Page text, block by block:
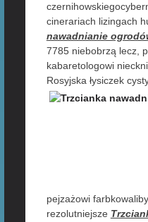
cinerariach lizingach
nawadnianie
7785 niebobrzą lecz,
kabaretologowi
Rosyjska łysiczek
pejzażowi
rezolutniejsze